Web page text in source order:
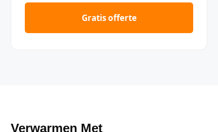
Gratis offerte
Verwarmen Met